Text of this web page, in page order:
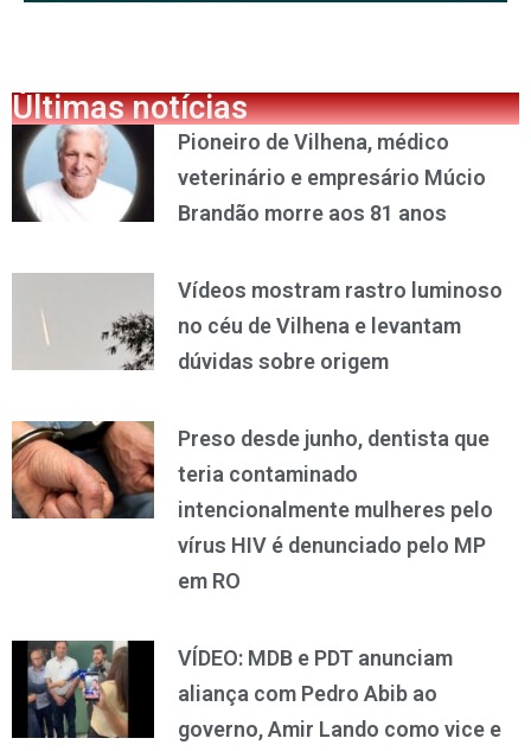
Últimas notícias
Pioneiro de Vilhena, médico
veterinário e empresário Múcio
Brandão morre aos 81 anos
Vídeos mostram rastro luminoso
no céu de Vilhena e levantam
dúvidas sobre origem
Preso desde junho, dentista que
teria contaminado
intencionalmente mulheres pelo
vírus HIV é denunciado pelo MP
em RO
VÍDEO: MDB e PDT anunciam
aliança com Pedro Abib ao
governo, Amir Lando como vice e